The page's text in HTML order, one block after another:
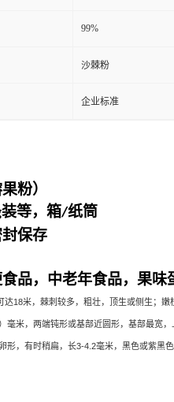
99%
沙棘粉
企业标准
粉）
装等，箱/纸筒
保存
品，中老年食品，果味
达18米，棘刺较多，粗壮，顶生或侧生；
毫米，两端钝形或基部近圆形，基部最宽
形，有时稍扁，长3-4.2毫米，黑色或紫黑